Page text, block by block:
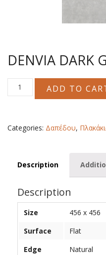
DENVIA DARK
DENVIA
DARK
45X45
quantity
ADD TO
Categories: Δαπέδου,
Description
Description
Size
456 x 456
Surface
Flat
Edge
Natural